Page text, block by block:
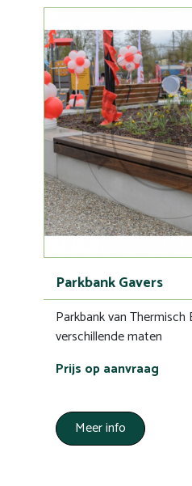
Parkbank Gavers
Parkbank van Thermisch
verschillende maten
Prijs op aanvraag
Meer info